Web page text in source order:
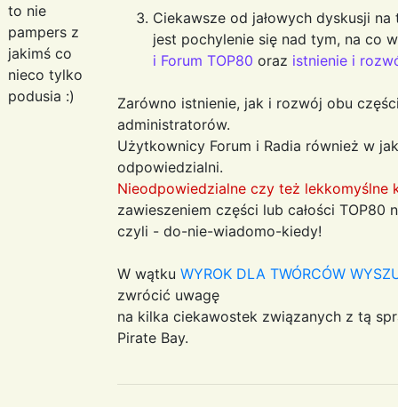
to nie
pampers z
jakimś co
nieco tylko
podusia :)
Ciekawsze od jałowych dyskusji
jest pochylenie się nad tym, na co
i Forum TOP80 oraz istnienie i
Zarówno istnienie, jak i rozwój obu
administratorów.
Użytkownicy Forum i Radia również w
odpowiedzialni.
Nieodpowiedzialne czy też lekkomyślne
zawieszeniem części lub całości
czyli - do-nie-wiadomo-kiedy!
W wątku WYROK DLA TWÓRCÓW
zwrócić uwagę
na kilka ciekawostek związanych z tą
Pirate Bay.